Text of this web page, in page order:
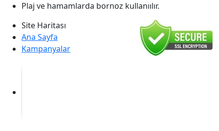
Plaj ve hamamlarda bornoz kullanıılır.
Site Haritası
Ana Sayfa
Kampanyalar